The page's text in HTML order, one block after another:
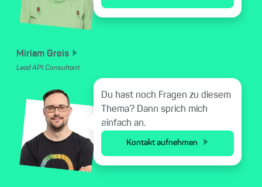
Miriam Greis
Lead API Consultant
Du hast noch Fragen zu diesem
Thema? Dann sprich mich
einfach an.
Kontakt aufnehmen